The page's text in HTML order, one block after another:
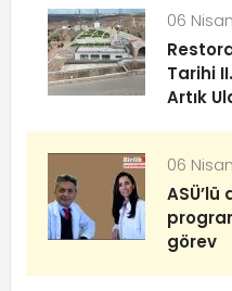
06
Tarihi
Artık
06
görev